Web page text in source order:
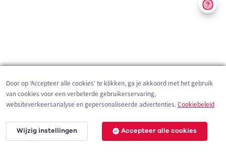
200 m
Door op 'Accepteer alle cookies' te klikken, ga je akkoord met het gebruik
van cookies voor een verbeterde gebruikerservaring,
websiteverkeersanalyse en gepersonaliseerde advertenties.Cookiebeleid
Wijzig instellingen Accepteer alle cookies